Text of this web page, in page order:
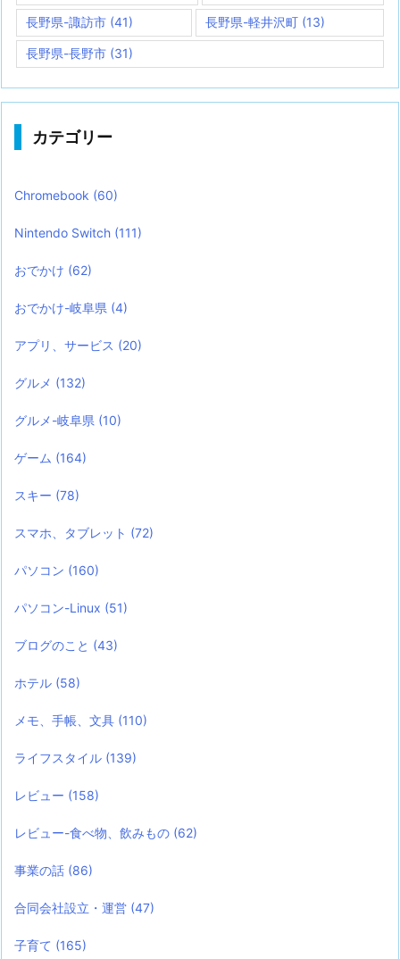
長野県-諏訪市 (41) 長野県-軽井沢町 (13)
長野県-長野市 (31)
カテゴリー
Chromebook (60)
Nintendo Switch (111)
おでかけ (62)
おでかけ-岐阜県 (4)
アプリ、サービス (20)
グルメ (132)
グルメ-岐阜県 (10)
ゲーム (164)
スキー (78)
スマホ、タブレット (72)
パソコン (160)
パソコン-Linux (51)
ブログのこと (43)
ホテル (58)
メモ、手帳、文具 (110)
ライフスタイル (139)
レビュー (158)
レビュー-食べ物、飲みもの (62)
事業の話 (86)
合同会社設立・運営 (47)
子育て (165)